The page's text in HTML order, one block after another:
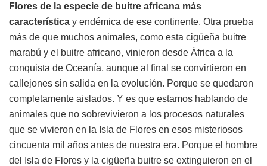
Flores de la especie de buitre africana más
característica y endémica de ese continente. Otra prueba
más de que muchos animales, como esta cigüeña buitre
marabú y el buitre africano, vinieron desde África a la
conquista de Oceanía, aunque al final se convirtieron en
callejones sin salida en la evolución. Porque se quedaron
completamente aislados. Y es que estamos hablando de
animales que no sobrevivieron a los procesos naturales
que se vivieron en la Isla de Flores en esos misteriosos
cincuenta mil años antes de nuestra era. Porque el hombre
del Isla de Flores y la cigüeña buitre se extinguieron en el